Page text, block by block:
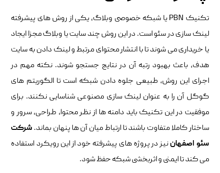
تکنیک PBN یا شبکه خصوصی وبلاگ، یکی از روش های پیشرفته
لینک سازی در سئو است. در این روش چند سایت یا وبلاگ مجزا ایجاد
یا خریداری می شوند تا با انتشار محتوای مرتبط و لینک دادن به سایت
هدف، باعث بهبود رتبه آن در نتایج جستجو شوند. نکته مهم در
اجرای این روش، طبیعی جلوه دادن شبکه است تا الگوریتم های
گوگل آن را به عنوان لینک سازی مصنوعی شناسایی نکنند. برای
موفقیت در این تکنیک باید دامنه ها از نظر محتوا، طراحی، سرور و
ساختار کاملا متفاوت باشند تا ارتباط میان آن ها پنهان بماند. شرکت
سئو اصفهاننیز در پروژه های پیشرفته خود از این رویکرد استفاده
می کند تا ایمنی و اثربخشی شبکه حفظ شود.